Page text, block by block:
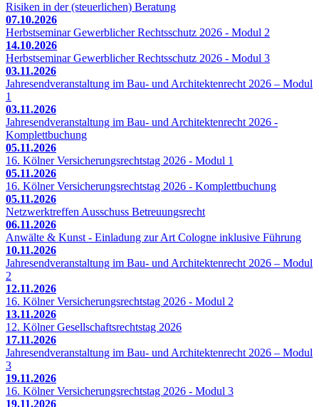
Risiken in der (steuerlichen) Beratung
07.10.2026
Herbstseminar Gewerblicher Rechtsschutz 2026 - Modul 2
14.10.2026
Herbstseminar Gewerblicher Rechtsschutz 2026 - Modul 3
03.11.2026
Jahresendveranstaltung im Bau- und Architektenrecht 2026 – Modul
1
03.11.2026
Jahresendveranstaltung im Bau- und Architektenrecht 2026 -
Komplettbuchung
05.11.2026
16. Kölner Versicherungsrechtstag 2026 - Modul 1
05.11.2026
16. Kölner Versicherungsrechtstag 2026 - Komplettbuchung
05.11.2026
Netzwerktreffen Ausschuss Betreuungsrecht
06.11.2026
Anwälte & Kunst - Einladung zur Art Cologne inklusive Führung
10.11.2026
Jahresendveranstaltung im Bau- und Architektenrecht 2026 – Modul
2
12.11.2026
16. Kölner Versicherungsrechtstag 2026 - Modul 2
13.11.2026
12. Kölner Gesellschaftsrechtstag 2026
17.11.2026
Jahresendveranstaltung im Bau- und Architektenrecht 2026 – Modul
3
19.11.2026
16. Kölner Versicherungsrechtstag 2026 - Modul 3
19.11.2026